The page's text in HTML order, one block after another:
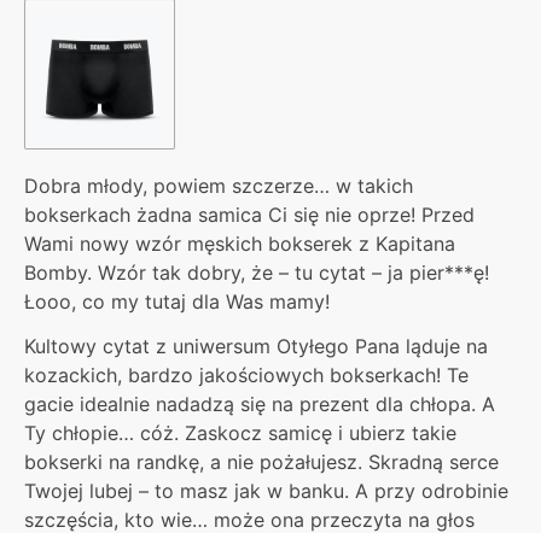
Dobra młody, powiem szczerze… w takich
bokserkach żadna samica Ci się nie oprze! Przed
Wami nowy wzór męskich bokserek z Kapitana
Bomby. Wzór tak dobry, że – tu cytat – ja pier***ę!
Łooo, co my tutaj dla Was mamy!
Kultowy cytat z uniwersum Otyłego Pana ląduje na
kozackich, bardzo jakościowych bokserkach! Te
gacie idealnie nadadzą się na prezent dla chłopa. A
Ty chłopie… cóż. Zaskocz samicę i ubierz takie
bokserki na randkę, a nie pożałujesz. Skradną serce
Twojej lubej – to masz jak w banku. A przy odrobinie
szczęścia, kto wie… może ona przeczyta na głos